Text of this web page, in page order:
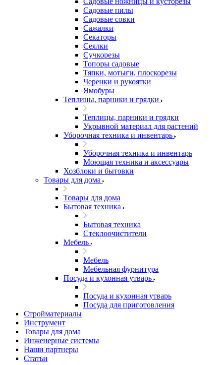
Садовые пилы
Садовые совки
Сажалки
Секаторы
Сеялки
Сучкорезы
Топоры садовые
Тяпки, мотыги, плоскорезы
Черенки и рукоятки
Ямобуры
Теплицы, парники и грядки
Теплицы, парники и грядки
Укрывной материал для растений
Уборочная техника и инвентарь
Уборочная техника и инвентарь
Моющая техника и аксессуары
Хозблоки и бытовки
Товары для дома
Товары для дома
Бытовая техника
Бытовая техника
Стеклоочистители
Мебель
Мебель
Мебельная фурнитура
Посуда и кухонная утварь
Посуда и кухонная утварь
Посуда для приготовления
Стройматериалы
Инструмент
Товары для дома
Инженерные системы
Наши партнеры
Статьи